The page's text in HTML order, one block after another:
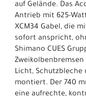
auf Gelände. Das
Antrieb mit 625-
XCM34 Gabel, die
sofort anspricht,
Shimano CUES
Licht, Schutzbleche
montiert. Der 740
eine aufrechte,